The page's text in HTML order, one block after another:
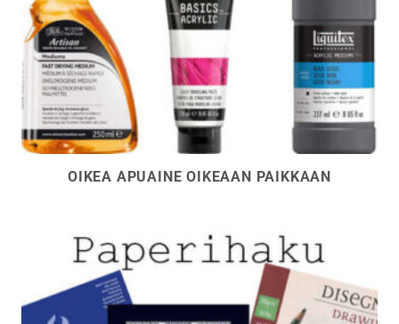
OIKEA APUAINE OIKEAAN PAIKKAAN